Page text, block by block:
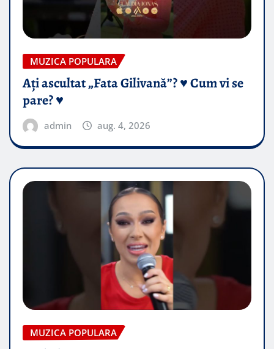
MUZICA POPULARA
Ați ascultat „Fata Gilivană”? ♥️ Cum vi se
pare? ♥️
admin aug. 4, 2026
MUZICA POPULARA